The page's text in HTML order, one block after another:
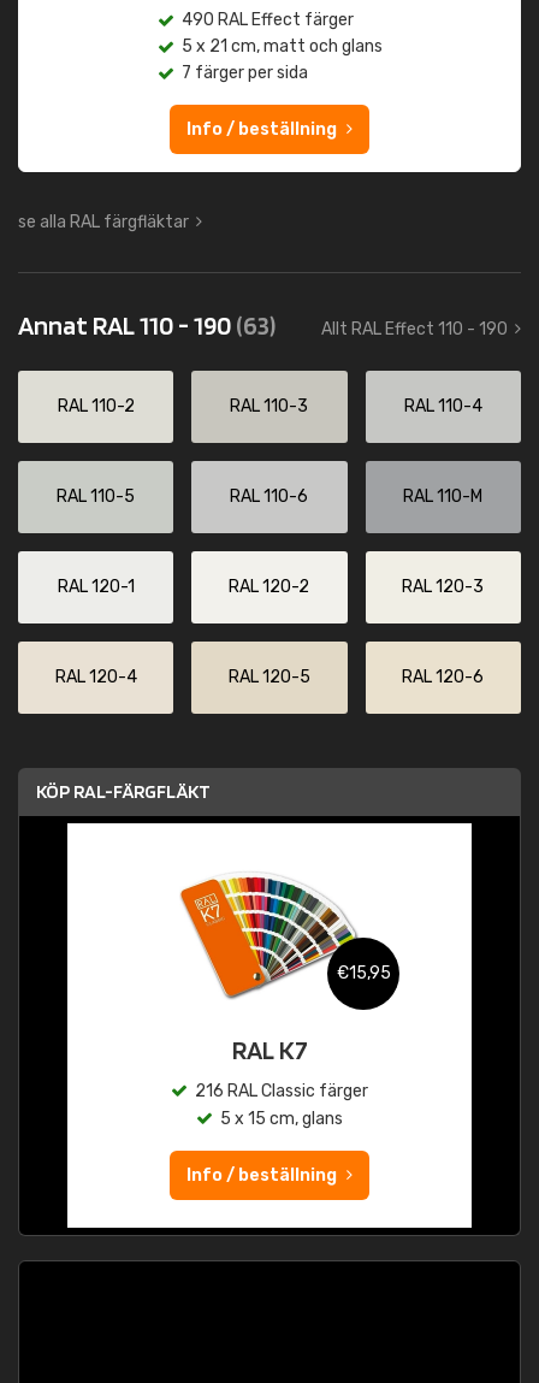
490 RAL Effect färger
5 x 21 cm, matt och glans
7 färger per sida
Info / beställning
se alla RAL färgfläktar
Annat RAL 110 - 190(63) Allt RAL Effect 110 - 190
RAL 110-2 RAL 110-3 RAL 110-4
RAL 110-5 RAL 110-6 RAL 110-M
RAL 120-1 RAL 120-2 RAL 120-3
RAL 120-4 RAL 120-5 RAL 120-6
KÖP RAL-FÄRGFLÄKT
€15,95
RAL K7
216 RAL Classic färger
5 x 15 cm, glans
Info / beställning